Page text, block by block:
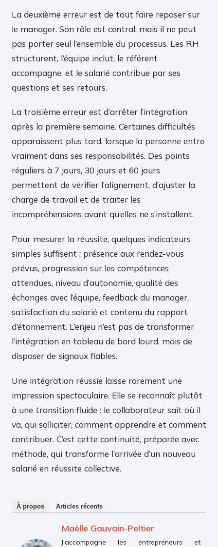
La deuxième erreur est de tout faire reposer sur
le manager. Son rôle est central, mais il ne peut
pas porter seul l’ensemble du processus. Les RH
structurent, l’équipe inclut, le référent
accompagne, et le salarié contribue par ses
questions et ses retours.
La troisième erreur est d’arrêter l’intégration
après la première semaine. Certaines difficultés
apparaissent plus tard, lorsque la personne entre
vraiment dans ses responsabilités. Des points
réguliers à 7 jours, 30 jours et 60 jours
permettent de vérifier l’alignement, d’ajuster la
charge de travail et de traiter les
incompréhensions avant qu’elles ne s’installent.
Pour mesurer la réussite, quelques indicateurs
simples suffisent : présence aux rendez-vous
prévus, progression sur les compétences
attendues, niveau d’autonomie, qualité des
échanges avec l’équipe, feedback du manager,
satisfaction du salarié et contenu du rapport
d’étonnement. L’enjeu n’est pas de transformer
l’intégration en tableau de bord lourd, mais de
disposer de signaux fiables.
Une intégration réussie laisse rarement une
impression spectaculaire. Elle se reconnaît plutôt
à une transition fluide : le collaborateur sait où il
va, qui solliciter, comment apprendre et comment
contribuer. C’est cette continuité, préparée avec
méthode, qui transforme l’arrivée d’un nouveau
salarié en réussite collective.
À propos Articles récents
Maëlle Gauvain-Peltier
J'accompagne les entrepreneurs et